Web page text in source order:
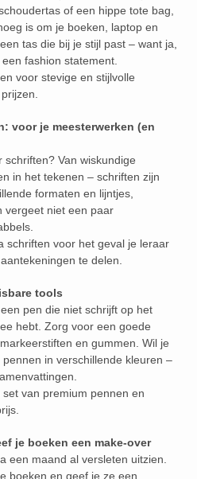
of een hippe tote bag,
is om je boeken, laptop en
tas die bij je stijl past – want ja,
fashion statement.
voor stevige en stijlvolle
voor je meesterwerken (en
Van wiskundige
in het tekenen – schriften zijn
formaten en lijntjes,
vergeet niet een paar
schriften voor het geval je leraar
te delen.
tools
pen die niet schrijft op het
hebt. Zorg voor een goede
en gummen. Wil je
in verschillende kleuren –
set van premium pennen en
je boeken een make-over
een maand al versleten uitzien.
boeken en geef je ze een